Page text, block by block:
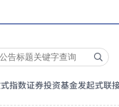
指数证券投资基金发起式联